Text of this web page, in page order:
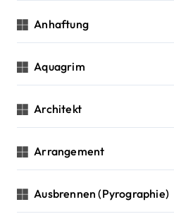
Anhaftung
Aquagrim
Architekt
Arrangement
Ausbrennen (Pyrographie)